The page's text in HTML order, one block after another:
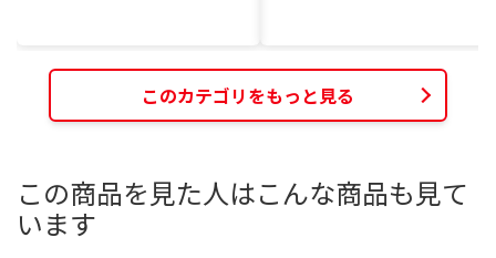
このカテゴリをもっと見る
この商品を見た人はこんな商品も見て
います